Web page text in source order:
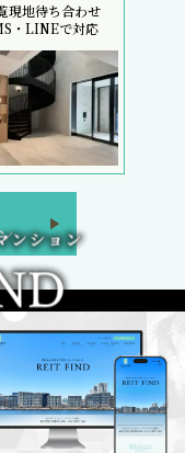
現地待ち合わせ
・LINEで対応